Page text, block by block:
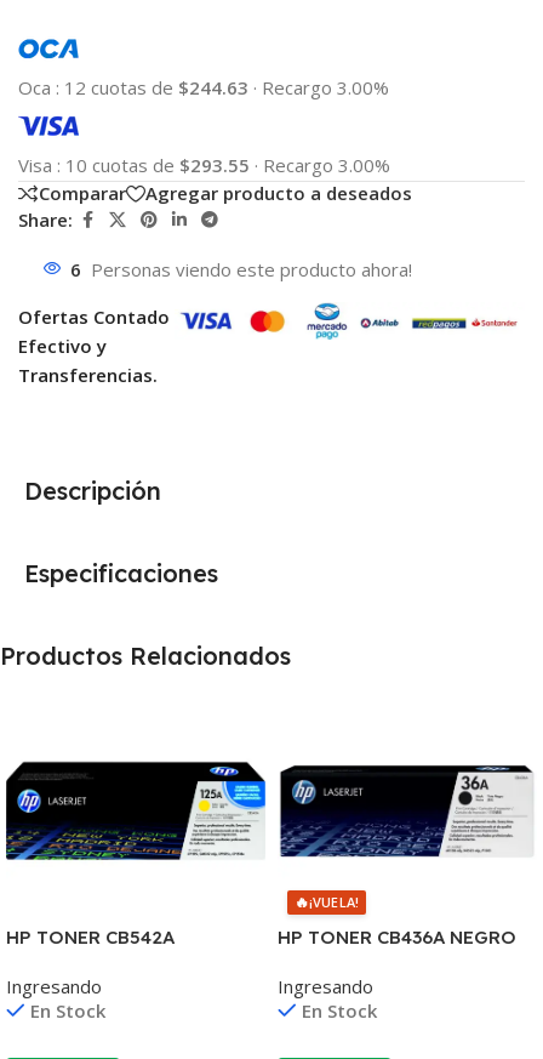
Oca : 12 cuotas de $244.63 · Recargo 3.00%
Visa : 10 cuotas de $293.55 · Recargo 3.00%
Comparar
Agregar producto a deseados
Share:
6 Personas viendo este producto ahora!
Ofertas Contado
Efectivo y
Transferencias.
Descripción
Especificaciones
Productos Relacionados
HP TONER CB542A
1215/1515/1510/1312
Ingresando
En Stock
🔥¡VUELA!
HP TONER CB436A NEGRO
2.000 COPIAS
Ingresando
En Stock